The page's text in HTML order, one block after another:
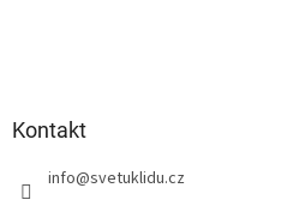
Kontakt
info@svetuklidu.cz